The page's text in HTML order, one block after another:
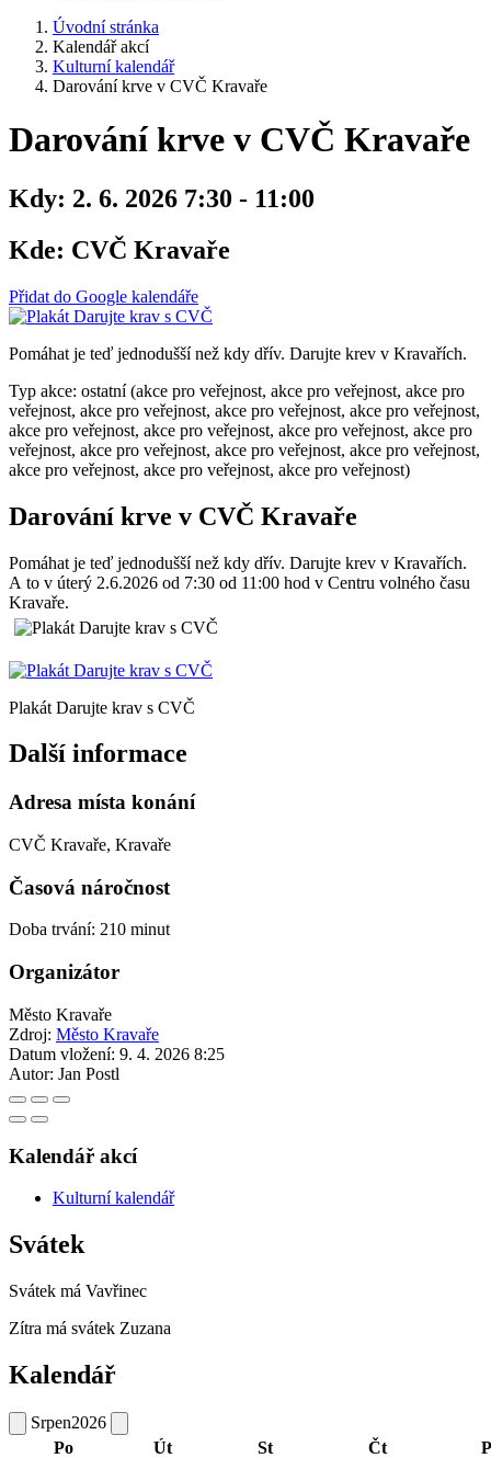
Úvodní stránka
Kalendář akcí
Kulturní kalendář
Darování krve v CVČ Kravaře
Darování krve v CVČ Kravaře
Kdy: 2. 6. 2026 7:30 - 11:00
Kde: CVČ Kravaře
Přidat do Google kalendáře
Pomáhat je teď jednodušší než kdy dřív. Darujte krev v Kravařích.
Typ akce: ostatní (akce pro veřejnost, akce pro veřejnost, akce pro
veřejnost, akce pro veřejnost, akce pro veřejnost, akce pro veřejnost,
akce pro veřejnost, akce pro veřejnost, akce pro veřejnost, akce pro
veřejnost, akce pro veřejnost, akce pro veřejnost, akce pro veřejnost,
akce pro veřejnost, akce pro veřejnost, akce pro veřejnost)
Darování krve v CVČ Kravaře
Pomáhat je teď jednodušší než kdy dřív. Darujte krev v Kravařích.
A to v úterý 2.6.2026 od 7:30 od 11:00 hod v Centru volného času
Kravaře.
Plakát Darujte krav s CVČ
Další informace
Adresa místa konání
CVČ Kravaře, Kravaře
Časová náročnost
Doba trvání: 210 minut
Organizátor
Město Kravaře
Zdroj: Město Kravaře
Datum vložení: 9. 4. 2026 8:25
Autor: Jan Postl
Kalendář akcí
Kulturní kalendář
Svátek
Svátek má Vavřinec
Zítra má svátek Zuzana
Kalendář
Srpen2026
Po
Út St Čt